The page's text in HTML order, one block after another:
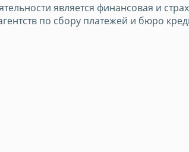
является финансовая и
по сбору платежей и бюро